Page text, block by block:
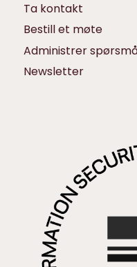
Ta kontakt
Bestill et møte
Administrer
Newsletter